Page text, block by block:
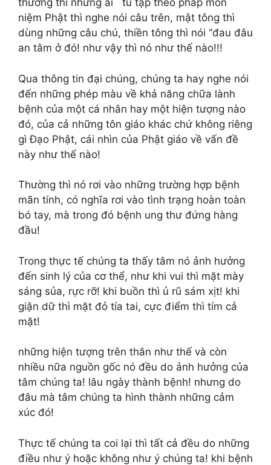
thường thì những ai tu tập theo pháp môn
niệm Phật thì nghe nói câu trên, mật tông thì
dùng những câu chú, thiền tông thì nói “đau đâu
an tâm ở đó! như vậy thì nó như thế nào!!!
Qua thông tin đại chúng, chúng ta hay nghe nói
đến những phép màu về khả năng chữa lành
bệnh của một cá nhân hay một hiện tượng nào
đó, của cả những tôn giáo khác chứ không riêng
gì Đạo Phật, cái nhìn của Phật giáo về vấn đề
này như thế nào!
Thường thì nó rơi vào những trường hợp bệnh
mãn tính, có nghĩa rơi vào tình trạng hoàn toàn
bó tay, mà trong đó bệnh ung thư đứng hàng
đầu!
Trong thực tế chúng ta thấy tâm nó ảnh hưởng
đến sinh lý của cơ thể, như khi vui thì mặt mày
sáng sủa, rực rỡ! khi buồn thì ủ rũ sám xịt! khi
giận dữ thì mặt đỏ tía tai, cực điểm thì tím cả
mặt!
những hiện tượng trên thân như thế và còn
nhiều nữa nguồn gốc nó đều do ảnh hưởng của
tâm chúng ta! lâu ngày thành bệnh! nhưng do
đâu mà tâm chúng ta hình thành những cảm
xúc đó!
Thực tế chúng ta coi lại thì tất cả đều do những
điều như ý hoặc không như ý chúng ta! khi bệnh